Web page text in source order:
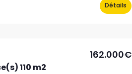
Détails
110 m2
162.000€